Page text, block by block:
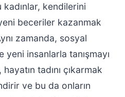
kendilerini
beceriler kazanmak
zamanda, sosyal
yeni insanlarla tanışmayı
tadını çıkarmak
ve bu da onların